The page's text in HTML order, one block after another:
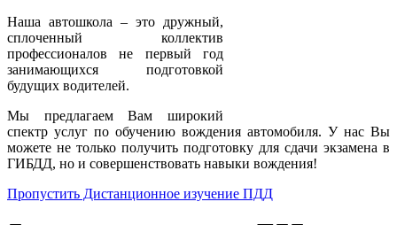
Наша автошкола – это дружный,
сплоченный коллектив
профессионалов не первый год
занимающихся подготовкой
будущих водителей.
Мы предлагаем Вам широкий
спектр услуг по обучению вождения автомобиля. У нас Вы
можете не только получить подготовку для сдачи экзамена в
ГИБДД, но и совершенствовать навыки вождения!
Пропустить Дистанционное изучение ПДД